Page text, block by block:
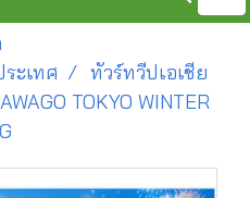
ะเทศ
ทัวร์ทวีปเอเชีย
TOKYO WINTER